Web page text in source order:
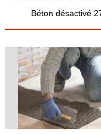
Béton désactivé